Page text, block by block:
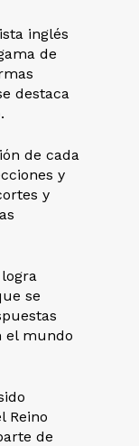
inglés
de
destaca
de cada
y
y
se
el mundo
Reino
de